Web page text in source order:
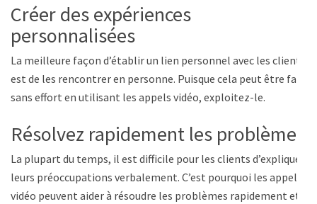
Créer des expériences
personnalisées
La meilleure façon d’établir un lien personnel avec les clients
est de les rencontrer en personne. Puisque cela peut être fait
sans effort en utilisant les appels vidéo, exploitez-le.
Résolvez rapidement les problèmes
La plupart du temps, il est difficile pour les clients d’expliquer
leurs préoccupations verbalement. C’est pourquoi les appels
vidéo peuvent aider à résoudre les problèmes rapidement et